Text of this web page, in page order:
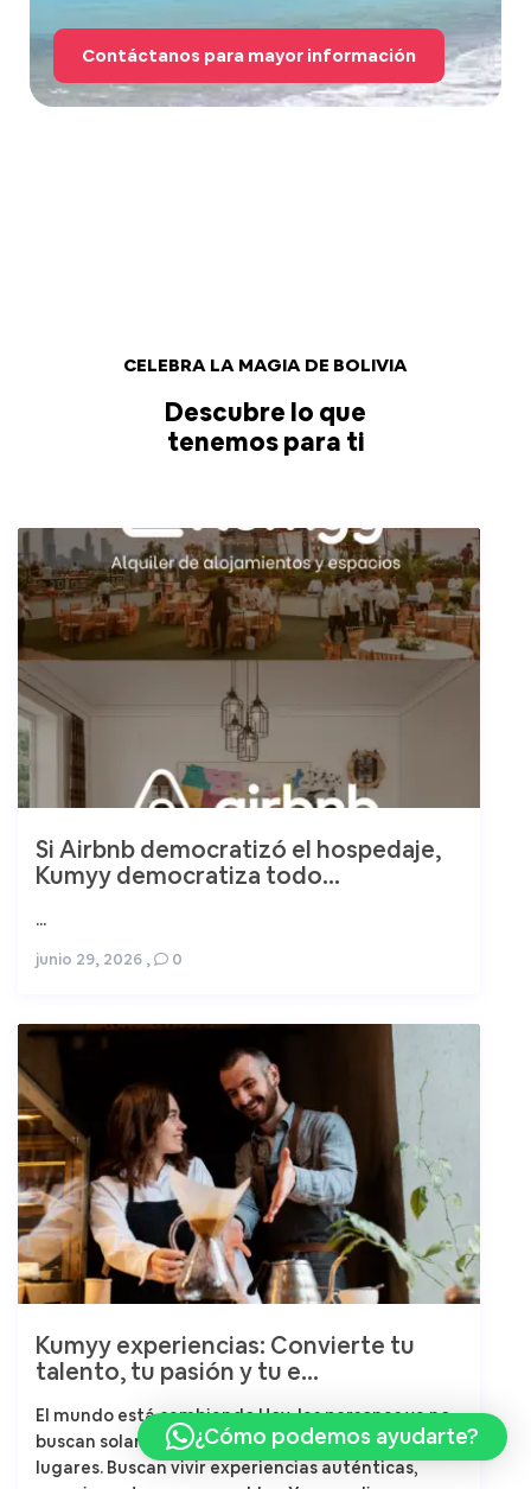
Contáctanos para mayor información
CELEBRA LA MAGIA DE BOLIVIA
Descubre lo que
tenemos para ti
Si Airbnb democratizó el hospedaje,
Kumyy democratiza todo...
...
junio 29, 2026 , 0
Kumyy experiencias: Convierte tu
talento, tu pasión y tu e...
El mundo está cambiando.Hoy, las personas ya no
buscan solamente comprar productos o visitar
lugares. Buscan vivir experiencias auténticas,
¿Cómo podemos ayudarte?